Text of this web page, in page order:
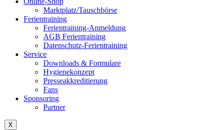
Marktplatz/Tauschbörse
Ferientraining
Ferientraining-Anmeldung
AGB Ferientraining
Datenschutz-Ferientraining
Service
Downloads & Formulare
Hygienekonzept
Presseakkreditierung
Fans
Sponsoring
Partner
X